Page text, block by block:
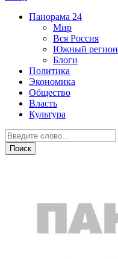
Панорама 24
Мир
Вся Россия
Южный регион
Блоги
Политика
Экономика
Общество
Власть
Культура